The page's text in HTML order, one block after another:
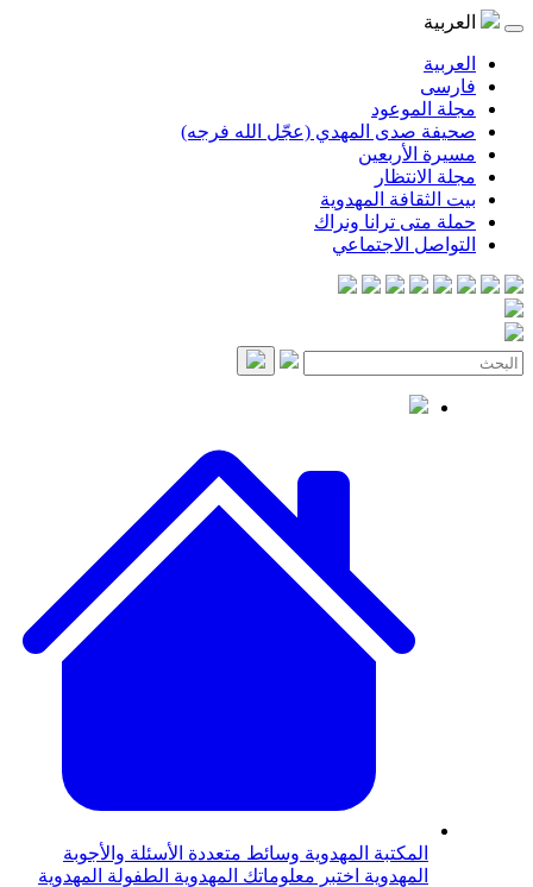
المهدي (عجّل الله فرجه)
المهدوية
ترانا ونراك
الاجتماعي
المهدويةوسائط متعددةالأسئلة والأجوبة
اختبر معلوماتك المهدويةالطفولة المهدوية